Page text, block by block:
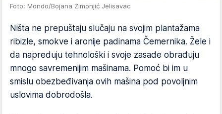
Foto: Mondo/Bojana Zimonjić Jelisavac
Ništa ne prepuštaju slučaju na svojim plantažama
ribizle, smokve i aronije padinama Čemernika. Žele i
da napreduju tehnološki i svoje zasade obrađuju
mnogo savremenijim mašinama. Pomoć bi im u
smislu obezbeđivanja ovih mašina pod povoljnim
uslovima dobrodošla.